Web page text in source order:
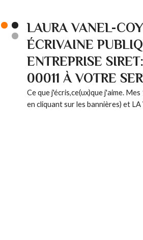
LAURA VANEL-
ÉCRIVAINE
ENTREPRISE
00011 À VOTRE
Ce que j'écris,ce(ux)que j'aime.
en cliquant sur les bannières) et LA